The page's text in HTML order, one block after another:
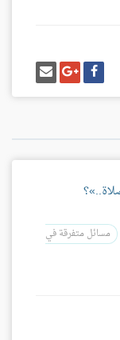
شارك
على
فيسبوك
شارك
على
غوغل
بلس
إرسل
إيميل
مسائل متفرقة في